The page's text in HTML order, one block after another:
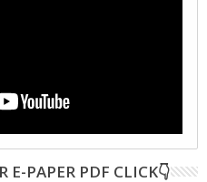
E-PAPER PDF CLICK👇